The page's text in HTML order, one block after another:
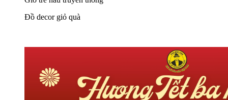
Đồ decor giỏ quà